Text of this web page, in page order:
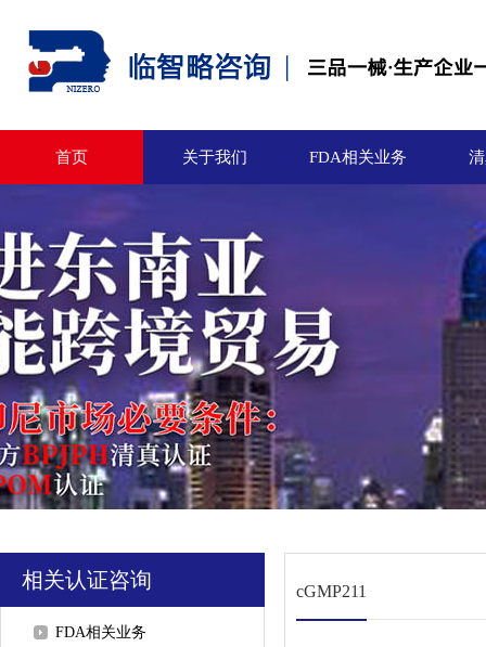
首页 关于我们 FDA相关业务
相关认证咨询
FDA相关业务
cGMP211